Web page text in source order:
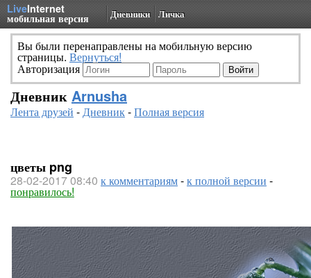
LiveInternet
мобильная версия Дневники Личка
Вы были перенаправлены на мобильную версию
страницы. Вернуться!
Авторизация
Дневник Arnusha
Лента друзей -Дневник-Полная версия
цветы png
28-02-2017 08:40 к комментариям-к полной версии -
понравилось!